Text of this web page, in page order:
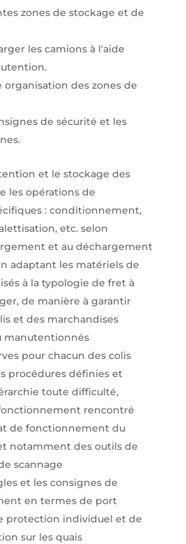
zones de stockage et de
les camions à l'aide
organisation des zones de
de sécurité et les
et le stockage des
les opérations de
: conditionnement,
etc. selon
et au déchargement
adaptant les matériels de
à la typologie de fret à
de manière à garantir
et des marchandises
manutentionnés
pour chacun des colis
procédures définies et
toute difficulté,
rencontré
de fonctionnement du
notamment des outils de
scannage
et les consignes de
en termes de port
protection individuel et de
sur les quais